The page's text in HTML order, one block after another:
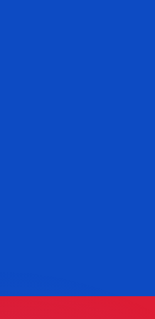
Você não pagará